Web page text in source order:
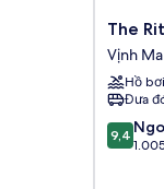
The
Ritz-
Carlton,
Millenia
Vịnh
Marina
The
Vịnh
Hồ bơi
Đưa
9.4
trên
9,4